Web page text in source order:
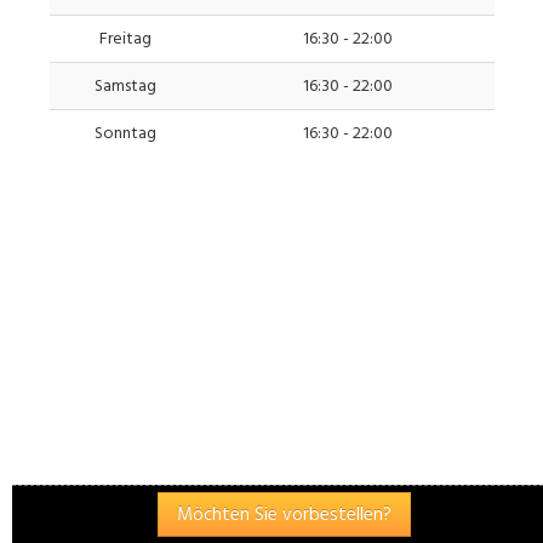
Freitag
16:30 - 22:00
Samstag
16:30 - 22:00
Sonntag
16:30 - 22:00